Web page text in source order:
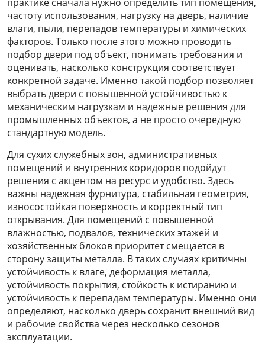
частоту использования, нагрузку на дверь, наличие
влаги, пыли, перепадов температуры и химических
факторов. Только после этого можно проводить
подбор двери под объект, понимать требования и
оценивать, насколько конструкция соответствует
конкретной задаче. Именно такой подбор позволяет
выбрать двери с повышенной устойчивостью к
механическим нагрузкам и надежные решения для
промышленных объектов, а не просто очередную
стандартную модель.
Для сухих служебных зон, административных
помещений и внутренних коридоров подойдут
решения с акцентом на ресурс и удобство. Здесь
важны надежная фурнитура, стабильная геометрия,
износостойкая поверхность и корректный тип
открывания. Для помещений с повышенной
влажностью, подвалов, технических этажей и
хозяйственных блоков приоритет смещается в
сторону защиты металла. В таких случаях критичны
устойчивость к влаге, деформация металла,
устойчивость покрытия, стойкость к истиранию и
устойчивость к перепадам температуры. Именно они
определяют, насколько дверь сохранит внешний вид
и рабочие свойства через несколько сезонов
эксплуатации.